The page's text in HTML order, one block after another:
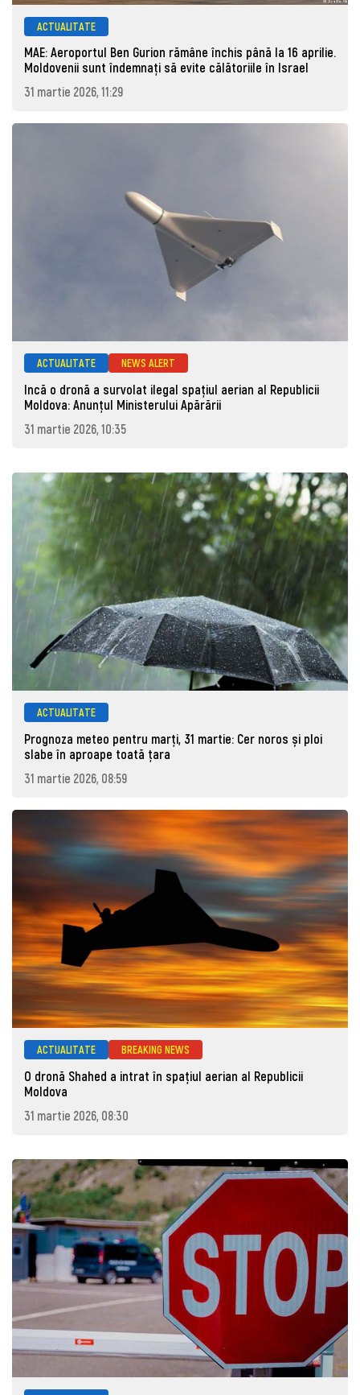
ACTUALITATE
MAE: Aeroportul Ben Gurion rămâne închis până la 16 aprilie.
Moldovenii sunt îndemnați să evite călătoriile în Israel
31 martie 2026, 11:29
ACTUALITATE NEWS ALERT
Incă o dronă a survolat ilegal spațiul aerian al Republicii
Moldova: Anunţul Ministerului Apărării
31 martie 2026, 10:35
ACTUALITATE
Prognoza meteo pentru marţi, 31 martie: Cer noros și ploi
slabe în aproape toată țara
31 martie 2026, 08:59
ACTUALITATE BREAKING NEWS
O dronă Shahed a intrat în spațiul aerian al Republicii
Moldova
31 martie 2026, 08:30